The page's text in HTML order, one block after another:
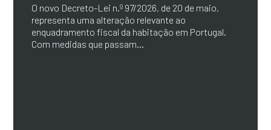
O novo Decreto-Lei n.º 97/2026, de 20 de maio,
representa uma alteração relevante ao
enquadramento fiscal da habitação em Portugal.
Com medidas que passam...